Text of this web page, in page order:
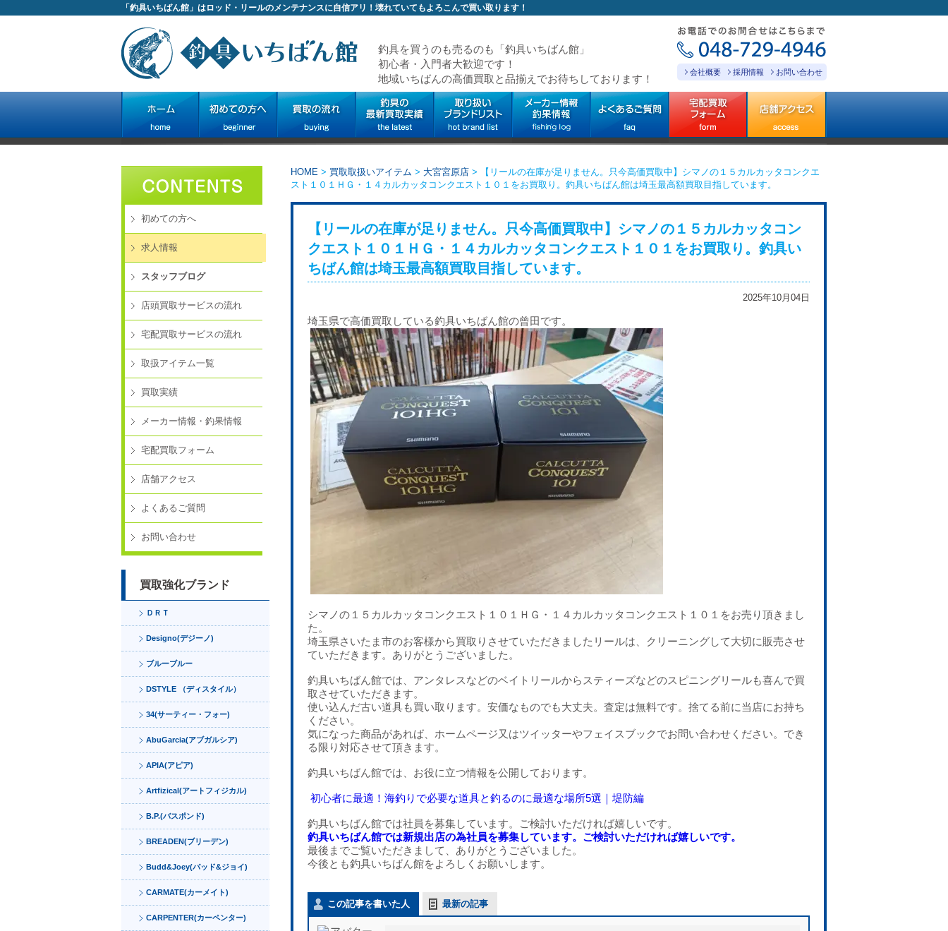
「釣具いちばん館」はロッド・リールのメンテナンスに自信アリ！壊れていてもよろこんで買い取ります！
釣具を買うのも売るのも「釣具いちばん館」
初心者・入門者大歓迎です！
地域いちばんの高価買取と品揃えでお待ちしております！
会社概要 採用情報 お問い合わせ
HOME > 買取取扱いアイテム > 大宮宮原店 >
【リールの在庫が足りません。只今高価買取中】シマノの１５カルカッタコンクエ
スト１０１ＨＧ・１４カルカッタコンクエスト１０１をお買取り。釣具いちばん館は埼玉最高額買取目指しています。
【リールの在庫が足りません。只今高価買取中】シマノの１５カルカッタコン
クエスト１０１ＨＧ・１４カルカッタコンクエスト１０１をお買取り。釣具い
ちばん館は埼玉最高額買取目指しています。
2025年10月04日
埼玉県で高価買取している釣具いちばん館の曾田です。
シマノの１５カルカッタコンクエスト１０１ＨＧ・１４カルカッタコンクエスト１０１をお売り頂きまし
た。
埼玉県さいたま市のお客様から買取りさせていただきましたリールは、クリーニングして大切に販売させ
ていただきます。ありがとうございました。
釣具いちばん館では、アンタレスなどのベイトリールからスティーズなどのスピニングリールも喜んで買
取させていただきます。
使い込んだ古い道具も買い取ります。安価なものでも大丈夫。査定は無料です。捨てる前に当店にお持ち
ください。
気になった商品があれば、ホームページ又はツイッターやフェイスブックでお問い合わせください。でき
る限り対応させて頂きます。
釣具いちばん館では、お役に立つ情報を公開しております。
初心者に最適！海釣りで必要な道具と釣るのに最適な場所5選｜堤防編
釣具いちばん館では社員を募集しています。ご検討いただければ嬉しいです。
釣具いちばん館では新規出店の為社員を募集しています。ご検討いただければ嬉しいです。
最後までご覧いただきまして、ありがとうございました。
今後とも釣具いちばん館をよろしくお願いします。
この記事を書いた人 最新の記事
初めての方へ
求人情報
スタッフブログ
店頭買取サービスの流れ
宅配買取サービスの流れ
取扱アイテム一覧
買取実績
メーカー情報・釣果情報
宅配買取フォーム
店舗アクセス
よくあるご質問
お問い合わせ
買取強化ブランド
ＤＲＴ
Designo(デジーノ)
ブルーブルー
DSTYLE （ディスタイル）
34(サーティー・フォー)
AbuGarcia(アブガルシア)
APIA(アピア)
Artfizical(アートフィジカル)
B.P.(バスポンド)
BREADEN(ブリーデン)
Budd&Joey(バッド&ジョイ)
CARMATE(カーメイト)
CARPENTER(カーペンター)